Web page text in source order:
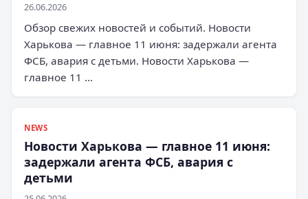
26.06.2026
Обзор свежих новостей и событий. Новости
Харькова — главное 11 июня: задержали агента
ФСБ, авария с детьми. Новости Харькова —
главное 11 …
NEWS
Новости Харькова — главное 11 июня:
задержали агента ФСБ, авария с
детьми